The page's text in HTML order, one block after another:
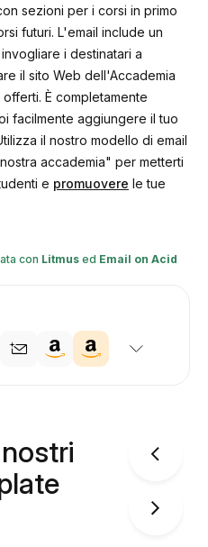
sezioni per i corsi in primo
futuri. L'email include un
i destinatari a
il sito Web dell'Accademia
È completamente
facilmente aggiungere il tuo
il nostro modello di email
accademia" per metterti
e promuovere le tue
con Litmused Email on Acid